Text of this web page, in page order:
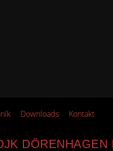
Downloads Kontakt
DÖRENHAGEN